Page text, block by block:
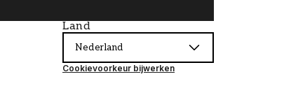
Land
Nederland
Cookievoorkeur bijwerken